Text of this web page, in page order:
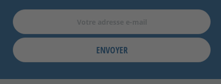
ENVOYER